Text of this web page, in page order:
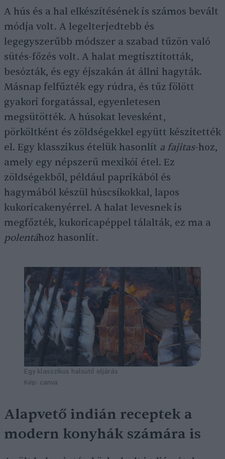
A hús és a hal elkészítésének is számos bevált
módja volt. A legelterjedtebb és
legegyszerűbb módszer a szabad tűzön való
sütés-főzés volt. A halat megtisztították,
besózták, és egy éjszakán át állni hagyták.
Másnap felfűzték egy rúdra, és tűz fölött
gyakori forgatással, egyenletesen
megsütötték. A húsokat levesként,
pörköltként és zöldségekkel együtt készítették
el. Egy klasszikus ételük hasonlít a fajitas-hoz,
amely egy népszerű mexikói étel. Ez
zöldségekből, például paprikából és
hagymából készül húscsíkokkal, lapos
kukoricakenyérrel. A halat levesnek is
megfőzték, kukoricapéppel tálalták, ez ma a
polentához hasonlít.
Egy klasszikus halsütő eljárás
Kép: canva
Alapvető indián receptek a
modern konyhák számára is